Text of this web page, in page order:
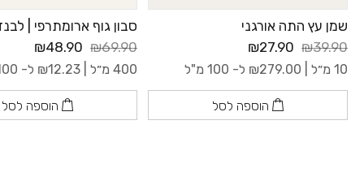
שמן עץ התה אורגני
₪39.90
₪27.90
10 מ״ל | ₪279.00 ל- 100 מ"ל
הוספה לסל
סבון גוף ארומתרפי |
₪69.90
₪48.90
400 מ״ל | ₪12.23 ל- 100 מ"ל
הוספה לסל